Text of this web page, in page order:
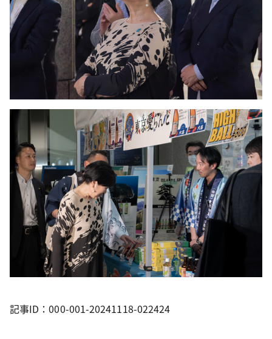
記事ID：000-001-20241118-022424